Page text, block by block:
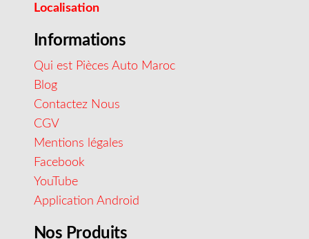
Localisation
Informations
Qui est Pièces Auto Maroc
Blog
Contactez Nous
CGV
Mentions légales
Facebook
YouTube
Application Android
Nos Produits